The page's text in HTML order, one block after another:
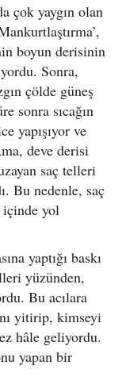
çok yaygın olan
boyun derisinin
Sonra,
çölde güneş
sonra sıcağın
yapışıyor ve
deve derisi
saç telleri
Bu nedenle, saç
yol
yaptığı baskı
yüzünden,
Bu acılara
yitirip, kimseyi
hâle geliyordu.
yapan bir